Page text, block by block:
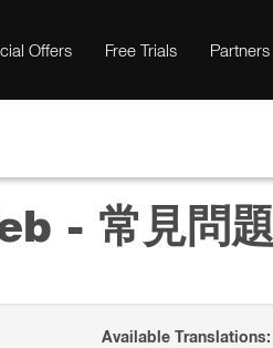
Offers Free Trials Partners
- 常見問
Available Translations: